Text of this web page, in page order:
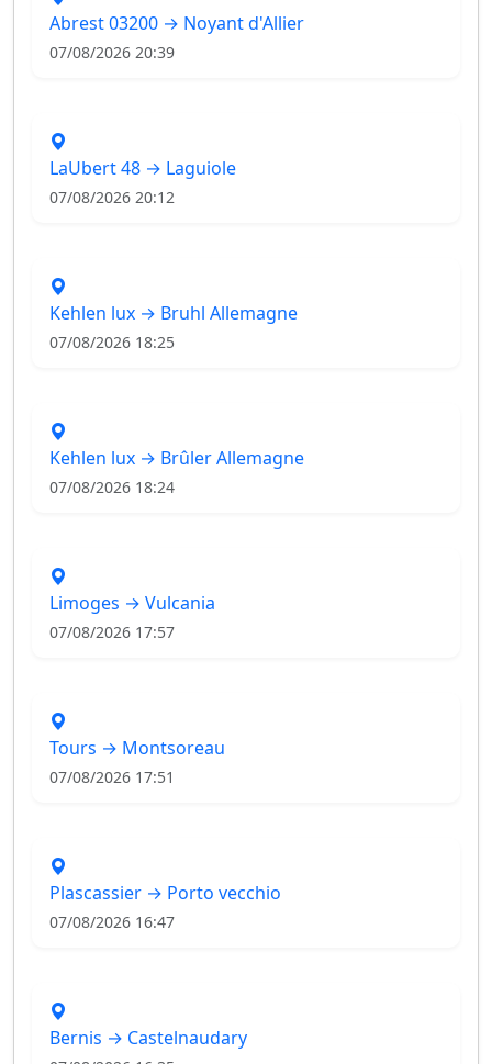
Abrest 03200 → Noyant d'Allier
07/08/2026 20:39
LaUbert 48 → Laguiole
07/08/2026 20:12
Kehlen lux → Bruhl Allemagne
07/08/2026 18:25
Kehlen lux → Brûler Allemagne
07/08/2026 18:24
Limoges → Vulcania
07/08/2026 17:57
Tours → Montsoreau
07/08/2026 17:51
Plascassier → Porto vecchio
07/08/2026 16:47
Bernis → Castelnaudary